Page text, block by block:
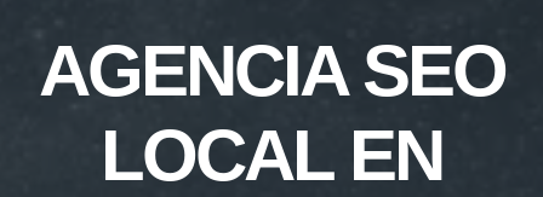
AGENCIA SEO
LOCAL EN